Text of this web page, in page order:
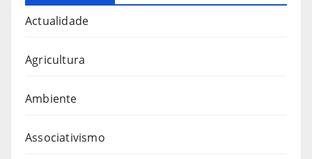
Actualidade
Agricultura
Ambiente
Associativismo